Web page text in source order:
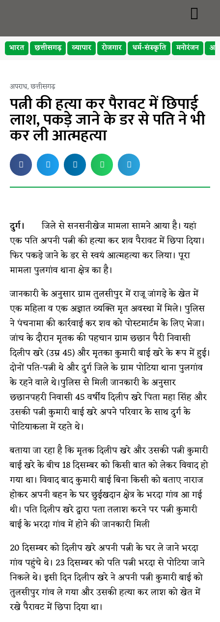
भारत छत्तीसगढ़ व्यापार रोजगार धर्म-संस्कृति मनोरंजन
अपराध,छत्तीसगढ़
पत्नी की हत्या कर पैरावट में छिपाई
लाश, पकड़े जाने के डर से पति ने भी
कर ली आत्महत्या
दुर्ग। जिले से सनसनीखेज मामला सामने आया है। यहां
एक पति अपनी पत्नी की हत्या कर शव पैरावट में छिपा दिया।
फिर पकड़े जाने के डर से स्वयं आत्महत्या कर लिया। पूरा
मामला पुलगांव थाना क्षेत्र का है।
जानकारी के अनुसार ग्राम तुलसीपुर में राजू जांगड़े के खेत में
एक महिला व एक अज्ञात व्यक्ति मृत अवस्था में मिले। पुलिस
ने पंचनामा की कार्रवाई कर शव को पोस्टमार्टम के लिए भेजा।
जांच के दौरान मृतक की पहचान ग्राम छछान पैरी निवासी
दिलीप खरे (उम्र 45) और मृतका कुमारी बाई खरे के रूप में हुई।
दोनों पति-पत्नी थे और दुर्ग जिले के ग्राम पोटिया थाना पुलगांव
के रहने वाले थे।पुलिस से मिली जानकारी के अनुसार
छछानपहरी निवासी 45 वर्षीय दिलीप खरे पिता महा सिंह और
उसकी पत्नी कुमारी बाई खरे अपने परिवार के साथ दुर्ग के
पोटियाकला में रहते थे।
बताया जा रहा है कि मृतक दिलीप खरे और उसकी पत्नी कुमारी
बाई खरे के बीच 18 दिसम्बर को किसी बात को लेकर विवाद हो
गया था। विवाद बाद कुमारी बाई बिना किसी को बताए नाराज
होकर अपनी बहन के घर छुईखदान क्षेत्र के भरदा गांव आ गई
थी। पति दिलीप खरे द्वारा पता तलाश करने पर पत्नी कुमारी
बाई के भरदा गांव में होने की जानकारी मिली
20 दिसम्बर को दिलीप खरे अपनी पत्नी के घर ले जाने भरदा
गांव पहुंचे थे। 23 दिसम्बर को पति पत्नी भरदा से पोटिया जाने
निकले थे। इसी दिन दिलीप खरे ने अपनी पत्नी कुमारी बाई को
तुलसीपुर गांव ले गया और उसकी हत्या कर लाश को खेत में
रखे पैरावट में छिपा दिया था।